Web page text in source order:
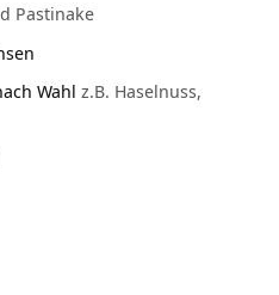
Pastinake
Wahl z.B. Haselnuss,